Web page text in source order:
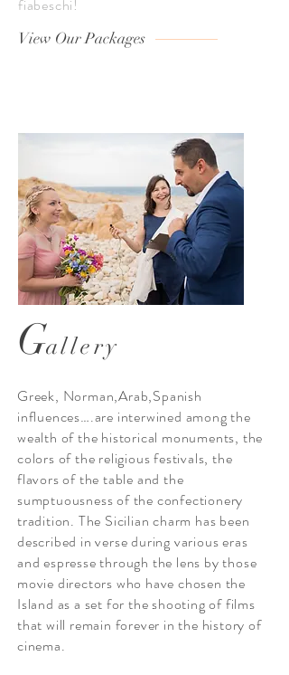
fiabeschi!
View Our Packages
Gallery
Greek, Norman,Arab,Spanish
influences….are interwined among the
wealth of the historical monuments, the
colors of the religious festivals, the
flavors of the table and the
sumptuousness of the confectionery
tradition. The Sicilian charm has been
described in verse during various eras
and espresse through the lens by those
movie directors who have chosen the
Island as a set for the shooting of films
that will remain forever in the history of
cinema.